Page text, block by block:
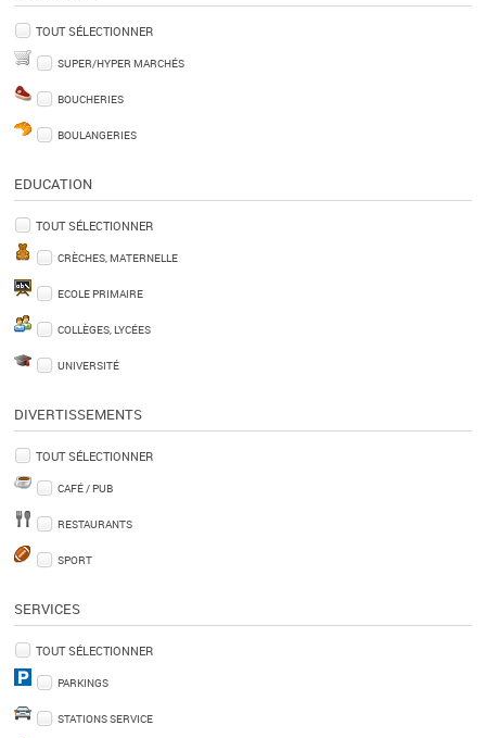
TOUT SÉLECTIONNER
SUPER/HYPER MARCHÉS
BOUCHERIES
BOULANGERIES
EDUCATION
TOUT SÉLECTIONNER
CRÈCHES, MATERNELLE
ECOLE PRIMAIRE
COLLÈGES, LYCÉES
UNIVERSITÉ
DIVERTISSEMENTS
TOUT SÉLECTIONNER
CAFÉ / PUB
RESTAURANTS
SPORT
SERVICES
TOUT SÉLECTIONNER
PARKINGS
STATIONS SERVICE